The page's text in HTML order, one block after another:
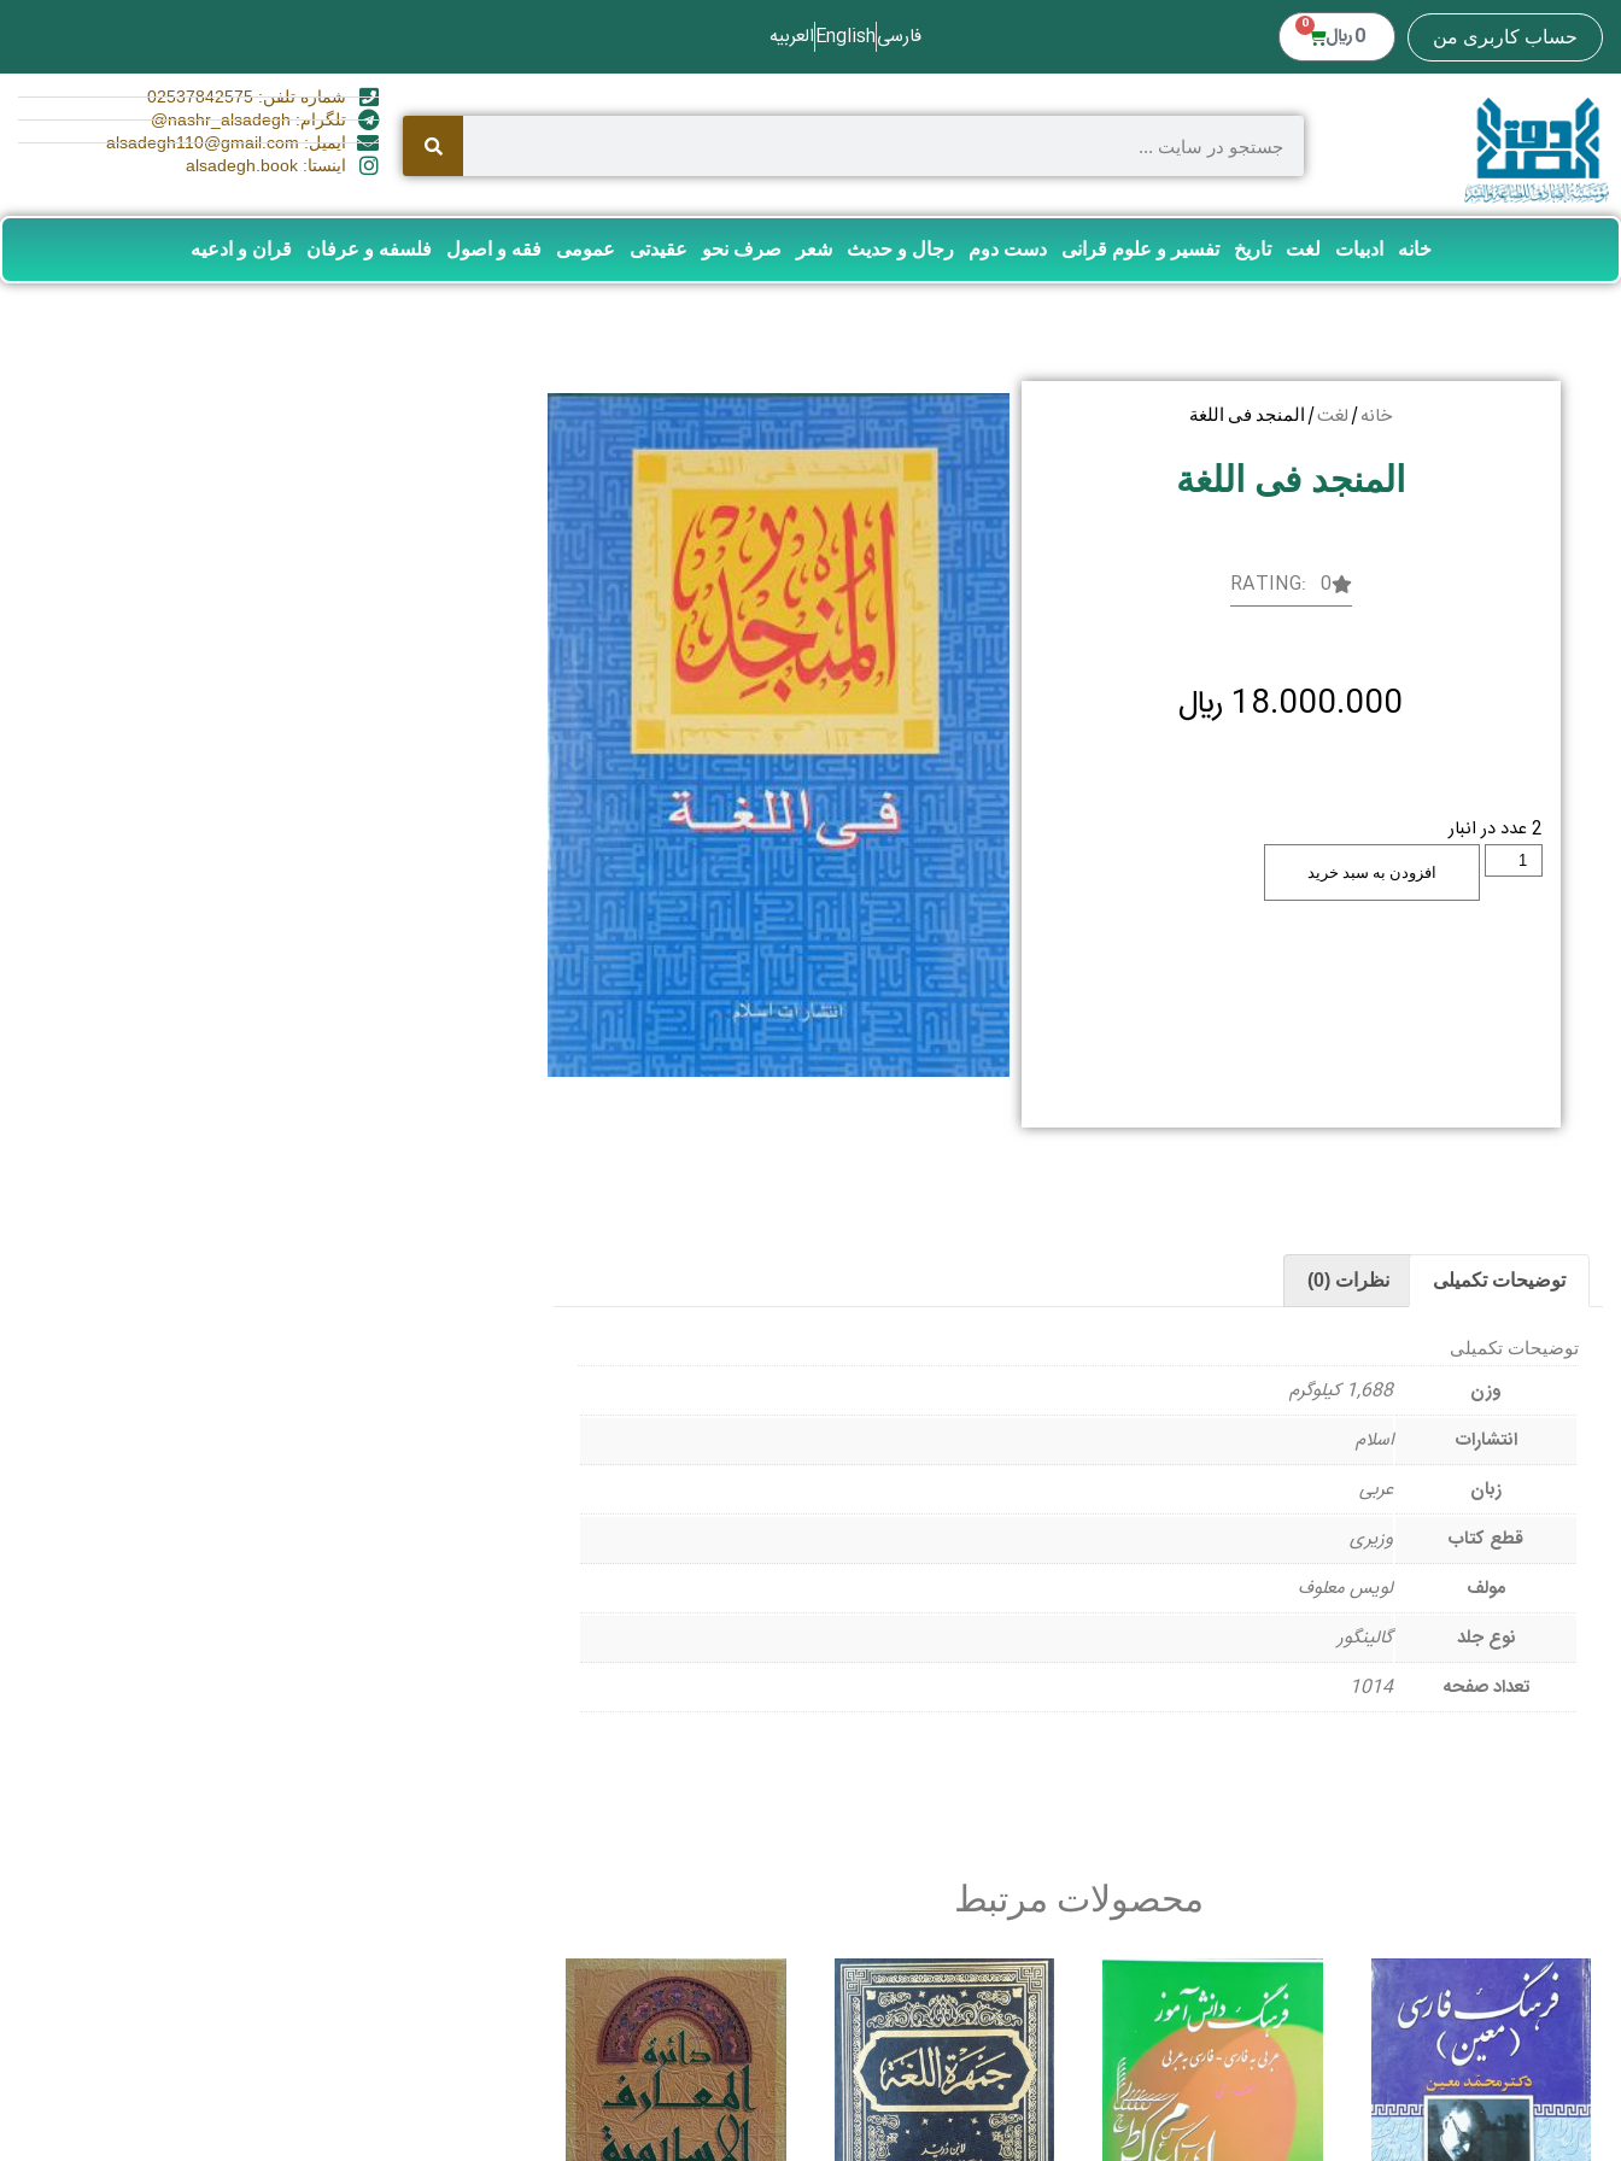
حساب کاربری من 0 ﷼ 0 فارسیEnglishالعربیه
شماره تلفن: 02537842575
تلگرام: nashr_alsadegh@
ایمیل: alsadegh110@gmail.com
اینستا: alsadegh.book
خانه ادبیات لغت تاریخ تفسیر و علوم قرانی دست دوم رجال و حدیث شعر صرف نحو عقیدتی عمومی فقه و اصول فلسفه و عرفان قران و ادعیه
خانه/ لغت/ المنجد فی اللغة
المنجد فی اللغة
RATING: 0
18.000.000 ﷼
2 عدد در انبار
افزودن به سبد خرید
توضیحات تکمیلی نظرات (0)
توضیحات تکمیلی
وزن
1,688 کیلوگرم
انتشارات
اسلام
زبان
عربی
قطع کتاب
وزیری
مولف
لویس معلوف
نوع جلد
گالینگور
تعداد صفحه
1014
محصولات مرتبط